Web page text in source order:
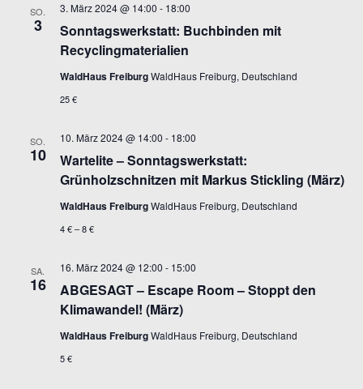
SO.
3
Sonntagswerkstatt: Buchbinden mit
Recyclingmaterialien
3. März 2024 @ 14:00 - 18:00
WaldHaus FreiburgWaldHaus Freiburg, Deutschland
25 €
SO.
10
Wartelite – Sonntagswerkstatt:
Grünholzschnitzen mit Markus Stickling (März)
10. März 2024 @ 14:00 - 18:00
WaldHaus FreiburgWaldHaus Freiburg, Deutschland
4 € – 8 €
SA.
16
ABGESAGT – Escape Room – Stoppt den
Klimawandel! (März)
16. März 2024 @ 12:00 - 15:00
WaldHaus FreiburgWaldHaus Freiburg, Deutschland
5 €